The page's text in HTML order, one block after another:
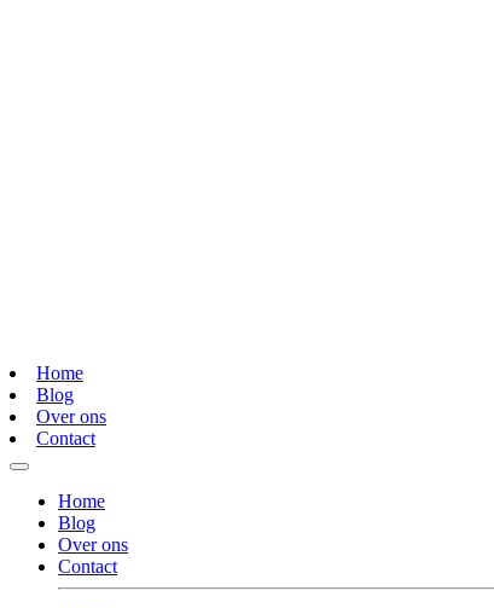
Home
Blog
Over ons
Contact
Home
Blog
Over ons
Contact